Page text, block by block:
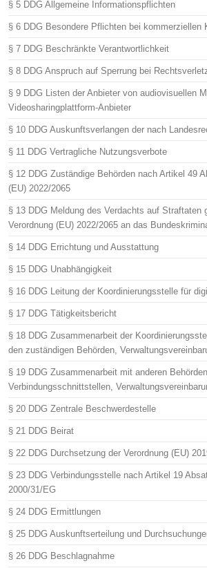
§ 5 DDG Allgemeine Informationspflichten
§ 6 DDG Besondere Pflichten bei kommerziellen
§ 7 DDG Beschränkte Verantwortlichkeit
§ 8 DDG Anspruch auf Sperrung bei
§ 9 DDG Listen der Anbieter von audiovisuellen
Videosharingplattform-Anbieter
§ 10 DDG Auskunftsverlangen der nach
§ 11 DDG Vertragliche Nutzungsverbote
§ 12 DDG Zuständige Behörden nach Artikel 49
(EU) 2022/2065
§ 13 DDG Meldung des Verdachts auf Straftaten
Verordnung (EU) 2022/2065 an das
§ 14 DDG Errichtung und Ausstattung
§ 15 DDG Unabhängigkeit
§ 16 DDG Leitung der Koordinierungsstelle für
§ 17 DDG Tätigkeitsbericht
§ 18 DDG Zusammenarbeit der
den zuständigen Behörden,
§ 19 DDG Zusammenarbeit mit anderen
Verbindungsschnittstellen,
§ 20 DDG Zentrale Beschwerdestelle
§ 21 DDG Beirat
§ 22 DDG Durchsetzung der Verordnung (EU)
§ 23 DDG Verbindungsstelle nach Artikel 19
2000/31/EG
§ 24 DDG Ermittlungen
§ 25 DDG Auskunftserteilung und
§ 26 DDG Beschlagnahme